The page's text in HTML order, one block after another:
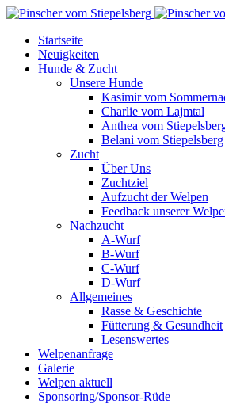
Startseite
Neuigkeiten
Hunde & Zucht
Unsere Hunde
Kasimir vom
Charlie vom Lajmtal
Anthea vom
Belani vom Stiepelsberg
Zucht
Über Uns
Zuchtziel
Aufzucht der Welpen
Feedback unserer
Nachzucht
A-Wurf
B-Wurf
C-Wurf
D-Wurf
Allgemeines
Rasse & Geschichte
Fütterung & Gesundheit
Lesenswertes
Welpenanfrage
Galerie
Welpen aktuell
Sponsoring/Sponsor-Rüde